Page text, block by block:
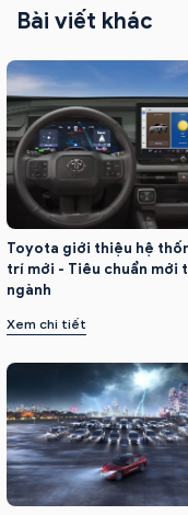
Bài viết khác
Toyota giới thiệu hệ
trí mới - Tiêu chuẩn mới
ngành
Xem chi tiết